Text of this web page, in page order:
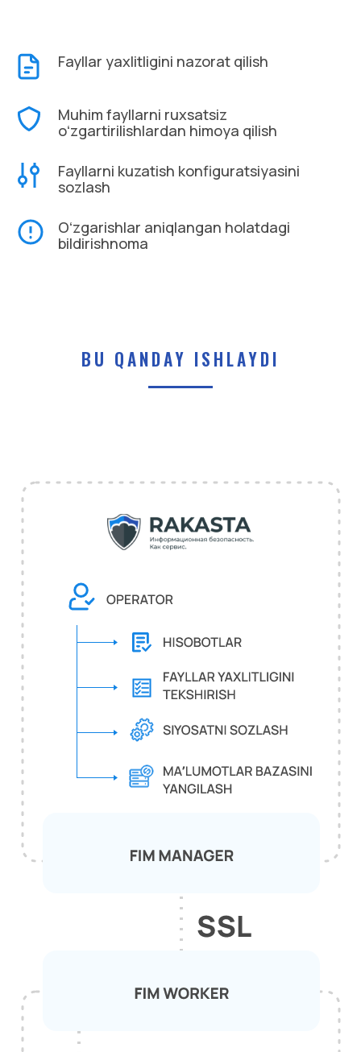
Fayllar yaxlitligini nazorat qilish
Muhim fayllarni ruxsatsiz
oʻzgartirilishlardan himoya qilish
Fayllarni kuzatish konfiguratsiyasini
sozlash
Oʻzgarishlar aniqlangan holatdagi
bildirishnoma
BU QANDAY ISHLAYDI